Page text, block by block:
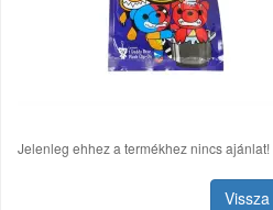
Jelenleg ehhez a termékhez nincs ajánlat!
Vissza